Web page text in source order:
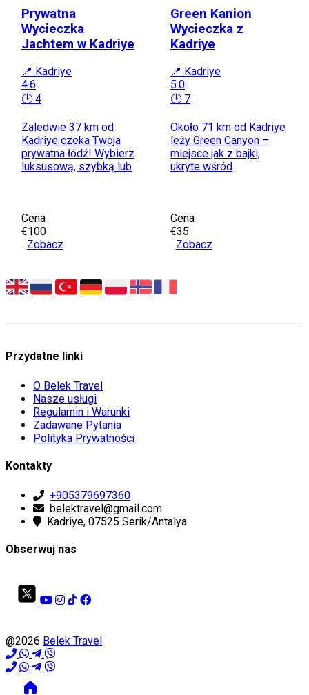
Prywatna
Wycieczka
Jachtem w Kadriye
📍 Kadriye
4.6
🕒 4
Zaledwie 37 km od
Kadriye czeka Twoja
prywatna łódź! Wybierz
luksusową, szybką lub
Cena
€100
Zobacz
Green Kanion
Wycieczka z
Kadriye
📍 Kadriye
5.0
🕒 7
Około 71 km od Kadriye
leży Green Canyon –
miejsce jak z bajki,
ukryte wśród
Cena
€35
Zobacz
Przydatne linki
O Belek Travel
Nasze usługi
Regulamin i Warunki
Zadawane Pytania
Polityka Prywatności
Kontakty
+905379697360
belektravel@gmail.com
Kadriye, 07525 Serik/Antalya
Obserwuj nas
@2026 Belek Travel